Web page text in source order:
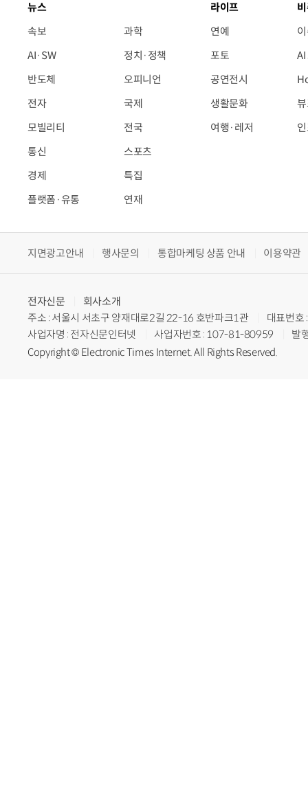
뉴스
속보
AI·SW
반도체
전자
모빌리티
통신
경제
플랫폼·유통
과학
정치·정책
오피니언
국제
전국
스포츠
특집
연재
라이프
연예
포토
공연전시
생활문화
여행·레저
지면광고안내 행사문의 통합마케팅 상품 안내 이용약관
전자신문
회사소개
주소 : 서울시 서초구 양재대로2길 22-16 호반파크1관
대표번
사업자명 : 전자신문인터넷
사업자번호 : 107-81-80959
발
Copyright © Electronic Times Internet. All Rights Reserved.